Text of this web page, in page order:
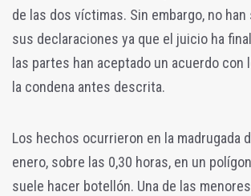
de las dos víctimas. Sin embargo, no
sus declaraciones ya que el juicio ha
las partes han aceptado un acuerdo con
la condena antes descrita.
Los hechos ocurrieron en la madrugada
enero, sobre las 0,30 horas, en un
suele hacer botellón. Una de las